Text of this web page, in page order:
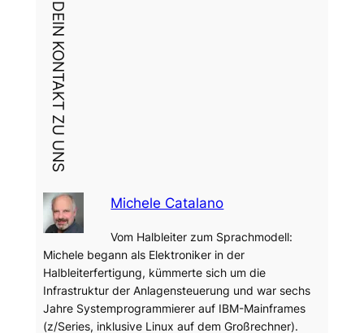
DEIN KONTAKT ZU UNS
Michele Catalano
Vom Halbleiter zum Sprachmodell:
Michele begann als Elektroniker in der
Halbleiterfertigung, kümmerte sich um die
Infrastruktur der Anlagensteuerung und war sechs
Jahre Systemprogrammierer auf IBM-Mainframes
(z/Series, inklusive Linux auf dem Großrechner).